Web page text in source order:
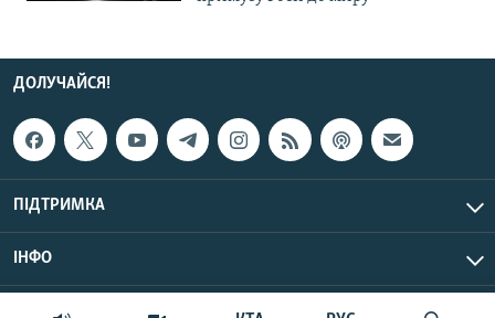
ДОЛУЧАЙСЯ!
ПІДТРИМКА
ІНФО